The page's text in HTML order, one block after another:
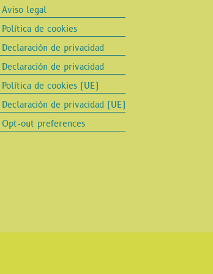
Aviso legal
Política de cookies
Declaración de privacidad
Declaración de privacidad
Política de cookies (UE)
Declaración de privacidad (UE)
Opt-out preferences